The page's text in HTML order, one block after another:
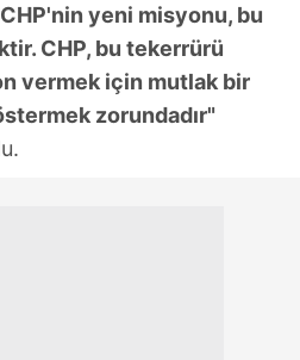
yeni misyonu, bu
CHP, bu tekerrürü
vermek için mutlak bir
zorundadır"